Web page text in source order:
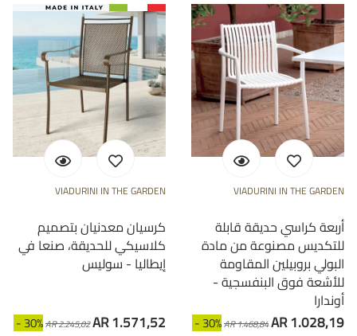
VIADURINI IN THE GARDEN
كرسيان معدنيان بتصميم
كلاسيكي للحديقة، صنعا في
إيطاليا - سوليس
- 30%AR 2.245,02AR 1.571,52
VIADURINI IN THE GARDEN
أربعة كراسي حديقة قابلة
للتكديس مصنوعة من مادة
البولي بروبيلين المقاومة
للأشعة فوق البنفسجية -
أوندارا
- 30%AR 1.468,84AR 1.028,19